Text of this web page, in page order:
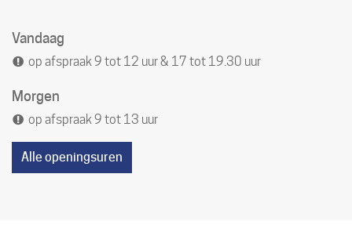
Openingsuren
Vandaag
op afspraak9 tot 12 uur& 17 tot 19.30 uur
Morgen
op afspraak9 tot 13 uur
Alle openingsuren